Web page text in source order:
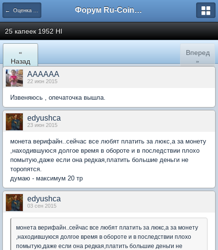
← Оценка монет царской России Форум Ru-Coin.ru
25 капеек 1952 НI
«
Назад
Вперед
»
AAAAAA
22 июн 2015
Извеняюсь , опечаточка вышла.
edyushca
23 июн 2015
монета верифайн..сейчас все любят платить за люкс,а за монету
,находившуюся долгое время в обороте и в последствии плохо
помытую,даже если она редкая,платить большие деньги не
торопятся.
думаю - максимум 20 тр
edyushca
03 сен 2015
монета верифайн..сейчас все любят платить за люкс,а за монету
,находившуюся долгое время в обороте и в последствии плохо
помытую,даже если она редкая,платить большие деньги не